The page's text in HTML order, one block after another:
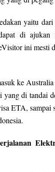
yaitu
di ajukan
ini mesti
ke Australia
yang di tandai
ETA,